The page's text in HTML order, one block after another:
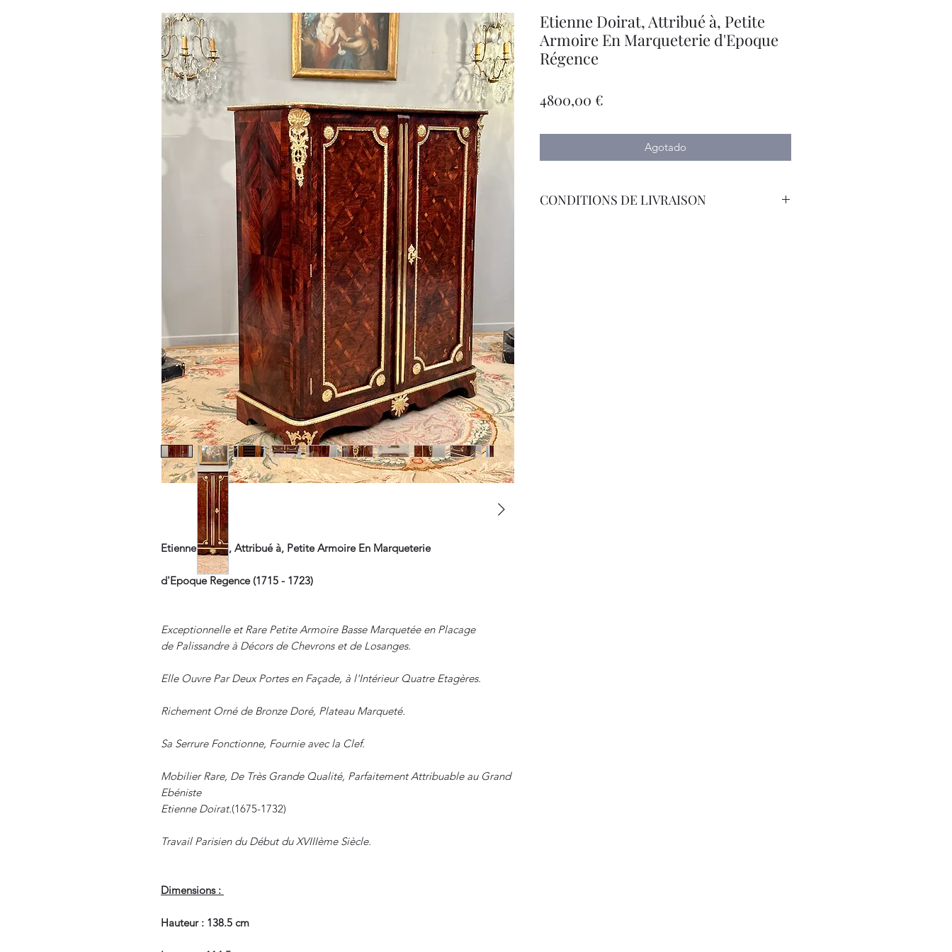
Etienne Doirat, Attribué à, Petite Armoire En Marqueterie
d'Epoque Regence (1715 - 1723)
Exceptionnelle et Rare Petite Armoire Basse Marquetée en Placage
de Palissandre à Décors de Chevrons et de Losanges.
Elle Ouvre Par Deux Portes en Façade, à l'Intérieur Quatre Etagères.
Richement Orné de Bronze Doré, Plateau Marqueté.
Sa Serrure Fonctionne, Fournie avec la Clef.
Mobilier Rare, De Très Grande Qualité, Parfaitement Attribuable au Grand
Ebéniste
Etienne Doirat.(1675-1732)
Travail Parisien du Début du XVIIIème Siècle.
Dimensions :
Hauteur : 138.5 cm
Etienne Doirat, Attribué à, Petite
Armoire En Marqueterie d'Epoque
Régence
4800,00 €
Agotado
CONDITIONS DE LIVRAISON